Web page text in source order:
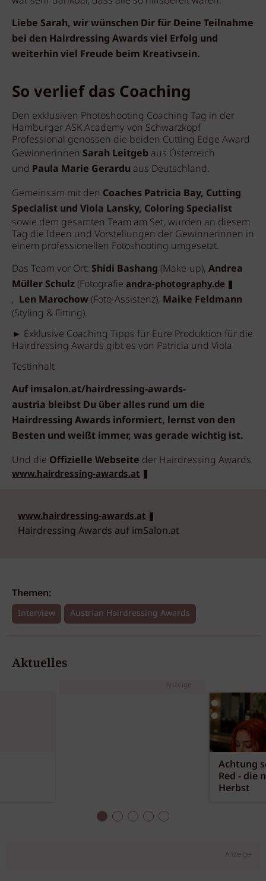
Liebe Sarah, wir wünschen Dir für Deine Teilnahme
bei den Hairdressing Awards viel Erfolg und
weiterhin viel Freude beim Kreativsein.
So verlief das Coaching
Den exklusiven Photoshooting Coaching Tag in der
Hamburger ASK Academy von Schwarzkopf
Professional genossen die beiden Cutting Edge Award
Gewinnerinnen Sarah Leitgeb aus Österreich
und Paula Marie Gerardu aus Deutschland.
Gemeinsam mit den Coaches Patricia Bay, Cutting
Specialist und Viola Lansky, Coloring Specialist
sowie dem gesamten Team am Set, wurden an diesem
Tag die Ideen und Vorstellungen der Gewinnerinnen in
einem professionellen Fotoshooting umgesetzt.
Das Team vor Ort: Shidi Bashang (Make-up), Andrea
Müller Schulz(Fotografie andra-photography.de
, Len Marochow (Foto-Assistenz), Maike Feldmann
(Styling & Fitting).
► Exklusive Coaching Tipps für Eure Produktion für die
Hairdressing Awards gibt es von Patricia und Viola
Testinhalt
Auf imsalon.at/hairdressing-awards-
austria bleibst Du über alles rund um die
Hairdressing Awards informiert, lernst von den
Besten und weißt immer, was gerade wichtig ist.
Und die Offizielle Webseite der Hairdressing Awards
www.hairdressing-awards.at
www.hairdressing-awards.at
Hairdressing Awards auf imSalon.at
Themen:
Interview Austrian Hairdressing Awards
Aktuelles
Anzeige
Achtung
Red - die
Herbst
Anzeige